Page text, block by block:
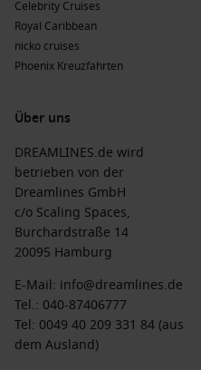
Celebrity Cruises
Royal Caribbean
nicko cruises
Phoenix Kreuzfahrten
Über uns
DREAMLINES.de wird
betrieben von der
Dreamlines GmbH
c/o Scaling Spaces,
Burchardstraße 14
20095 Hamburg
E-Mail: info@dreamlines.de
Tel.: 040-87406777
Tel: 0049 40 209 331 84 (aus
dem Ausland)